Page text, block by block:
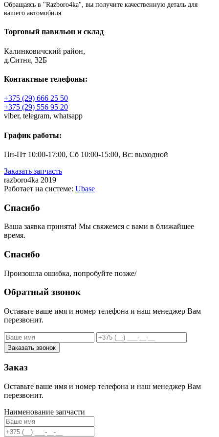
Обращаясь в "Razboro4ka", вы получите качественную деталь для
вашего автомобиля.
Торговый павильон и склад
Калинковичский район,
д.Ситня, 32Б
Контактные телефоны:
+375 (29) 666 25 50
+375 (29) 556 95 20
viber, telegram, whatsapp
График работы:
Пн-Пт 10:00-17:00, Сб 10:00-15:00, Вс: выходной
Заказать запчасть
razboro4ka 2019
Работает на системе: Ubase
Спасибо
Ваша заявка принята! Мы свяжемся с вами в ближайшее
время.
Спасибо
Произошла ошибка, попробуйте позже/
Обратный звонок
Оставьте ваше имя и номер телефона и наш менеджер Вам
перезвонит.
Заказать звонок
Заказ
Оставьте ваше имя и номер телефона и наш менеджер Вам
перезвонит.
Наименование запчасти